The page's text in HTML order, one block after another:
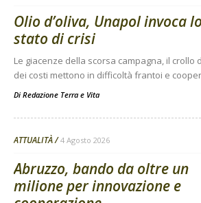
Olio d’oliva, Unapol invoca lo
stato di crisi
Le giacenze della scorsa campagna, il crollo
dei costi mettono in difficoltà frantoi e
Di Redazione Terra e Vita
ATTUALITÀ 4 Agosto 2026
Abruzzo, bando da oltre un
milione per innovazione e